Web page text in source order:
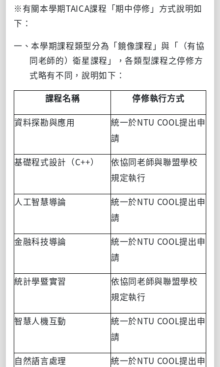
※有關本學期TAICA課程「期中停修」方式說明如
下：
一、本學期課程類型分為「鏡像課程」與「（有協
同老師的）衛星課程」，各類型課程之停修方
式略有不同，說明如下：
課程名稱 停修執行方式
資料探勘與應用 統一於NTU COOL提出申
請
基礎程式設計（ C++）
依協同老師與聯盟學校
規定執行
人工智慧導論 統一於NTU COOL提出申
請
金融科技導論 統一於NTU COOL提出申
請
統計學暨實習
依協同老師與聯盟學校
規定執行
智慧人機互動 統一於NTU COOL提出申
請
自然語言處理 統一於NTU COOL提出申